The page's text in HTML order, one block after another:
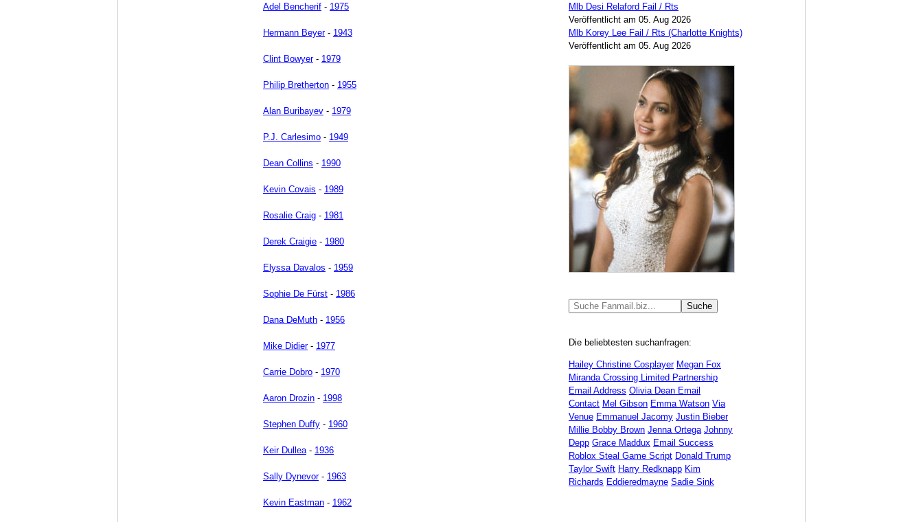
Adel Bencherif - 1975
Hermann Beyer- 1943
Clint Bowyer- 1979
Philip Bretherton - 1955
Alan Buribayev - 1979
P.J. Carlesimo - 1949
Dean Collins - 1990
Kevin Covais - 1989
Rosalie Craig - 1981
Derek Craigie - 1980
Elyssa Davalos - 1959
Sophie De Fürst - 1986
Dana DeMuth - 1956
Mike Didier- 1977
Carrie Dobro - 1970
Aaron Drozin - 1998
Stephen Duffy - 1960
Keir Dullea- 1936
Sally Dynevor- 1963
Kevin Eastman - 1962
Mlb Desi Relaford Fail / Rts
Veröffentlicht am 05. Aug 2026
Mlb Korey Lee Fail / Rts (Charlotte Knights)
Veröffentlicht am 05. Aug 2026
Die beliebtesten suchanfragen:
Hailey Christine Cosplayer Megan Fox
Miranda Crossing Limited Partnership
Email Address Olivia Dean Email
Contact Mel Gibson Emma Watson Via
Venue Emmanuel Jacomy Justin Bieber
Millie Bobby Brown Jenna Ortega Johnny
Depp Grace Maddux Email Success
Roblox Steal Game Script Donald Trump
Taylor Swift Harry Redknapp Kim
Richards Eddieredmayne Sadie Sink